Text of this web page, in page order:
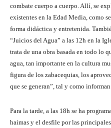
combate cuerpo a cuerpo. Allí, se
existentes en la Edad Media, como
forma didáctica y entretenida.
“Juicios del Agua” a las 12h en la
trata de una obra basada en todo lo
agua, tan importante en la cultura
figura de los zabacequias, los
que se generan”, tal y como
Para la tarde, a las 18h se ha
haimas y el desfile por las